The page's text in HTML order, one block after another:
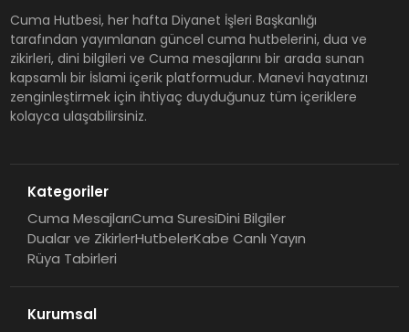
Cuma Hutbesi, her hafta Diyanet İşleri Başkanlığı
tarafından yayımlanan güncel cuma hutbelerini, dua ve
zikirleri, dini bilgileri ve Cuma mesajlarını bir arada sunan
kapsamlı bir İslami içerik platformudur. Manevi hayatınızı
zenginleştirmek için ihtiyaç duyduğunuz tüm içeriklere
kolayca ulaşabilirsiniz.
Kategoriler
Cuma MesajlarıCuma SuresiDini Bilgiler
Dualar ve ZikirlerHutbelerKabe Canlı Yayın
Rüya Tabirleri
Kurumsal